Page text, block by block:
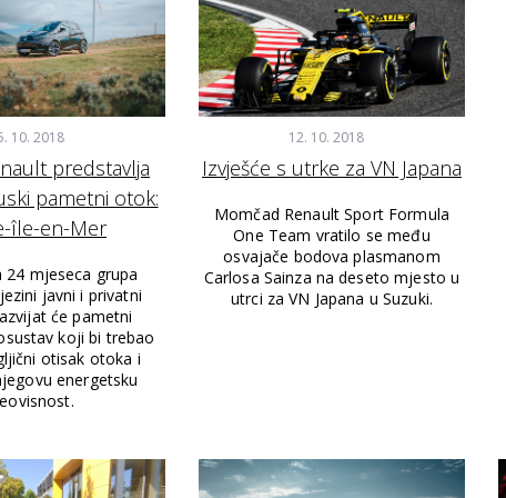
10. 2018
predstavlja
pametni otok:
île-en-Mer
24 mjeseca grupa
javni i privatni
će pametni
koji bi trebao
otisak otoka i
energetsku
12. 10. 2018
Izvješće s utrke za VN Japana
Momčad Renault Sport Formula
One Team vratilo se među
osvajače bodova plasmanom
Carlosa Sainza na deseto mjesto u
utrci za VN Japana u Suzuki.